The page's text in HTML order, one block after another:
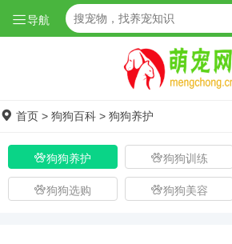
导航
首页 > 狗狗百科 > 狗狗养护
狗狗养护 狗狗训练
狗狗选购 狗狗美容